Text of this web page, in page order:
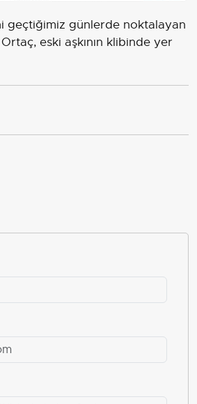
geçtiğimiz günlerde noktalayan
eski aşkının klibinde yer